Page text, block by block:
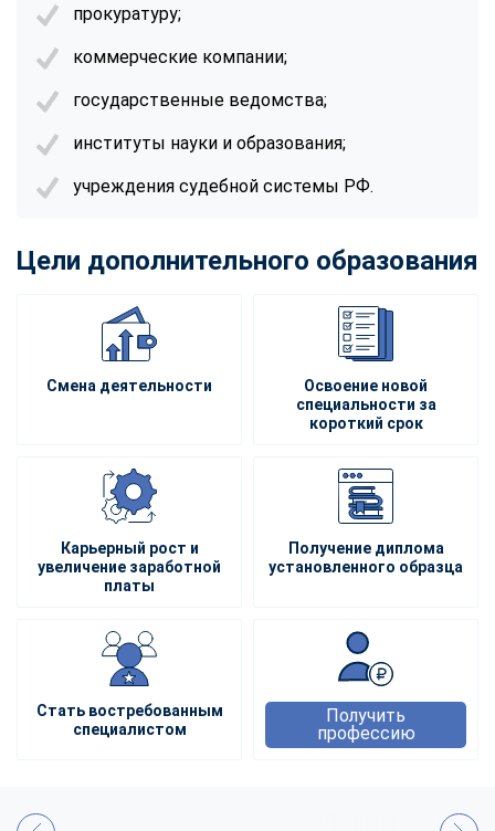
прокуратуру;
коммерческие компании;
государственные ведомства;
институты науки и образования;
учреждения судебной системы РФ.
Цели дополнительного образования
Смена деятельности
Освоение новой
специальности за
короткий срок
Карьерный рост и
увеличение заработной
платы
Получение диплома
установленного образца
Стать востребованным
специалистом
Получить
профессию